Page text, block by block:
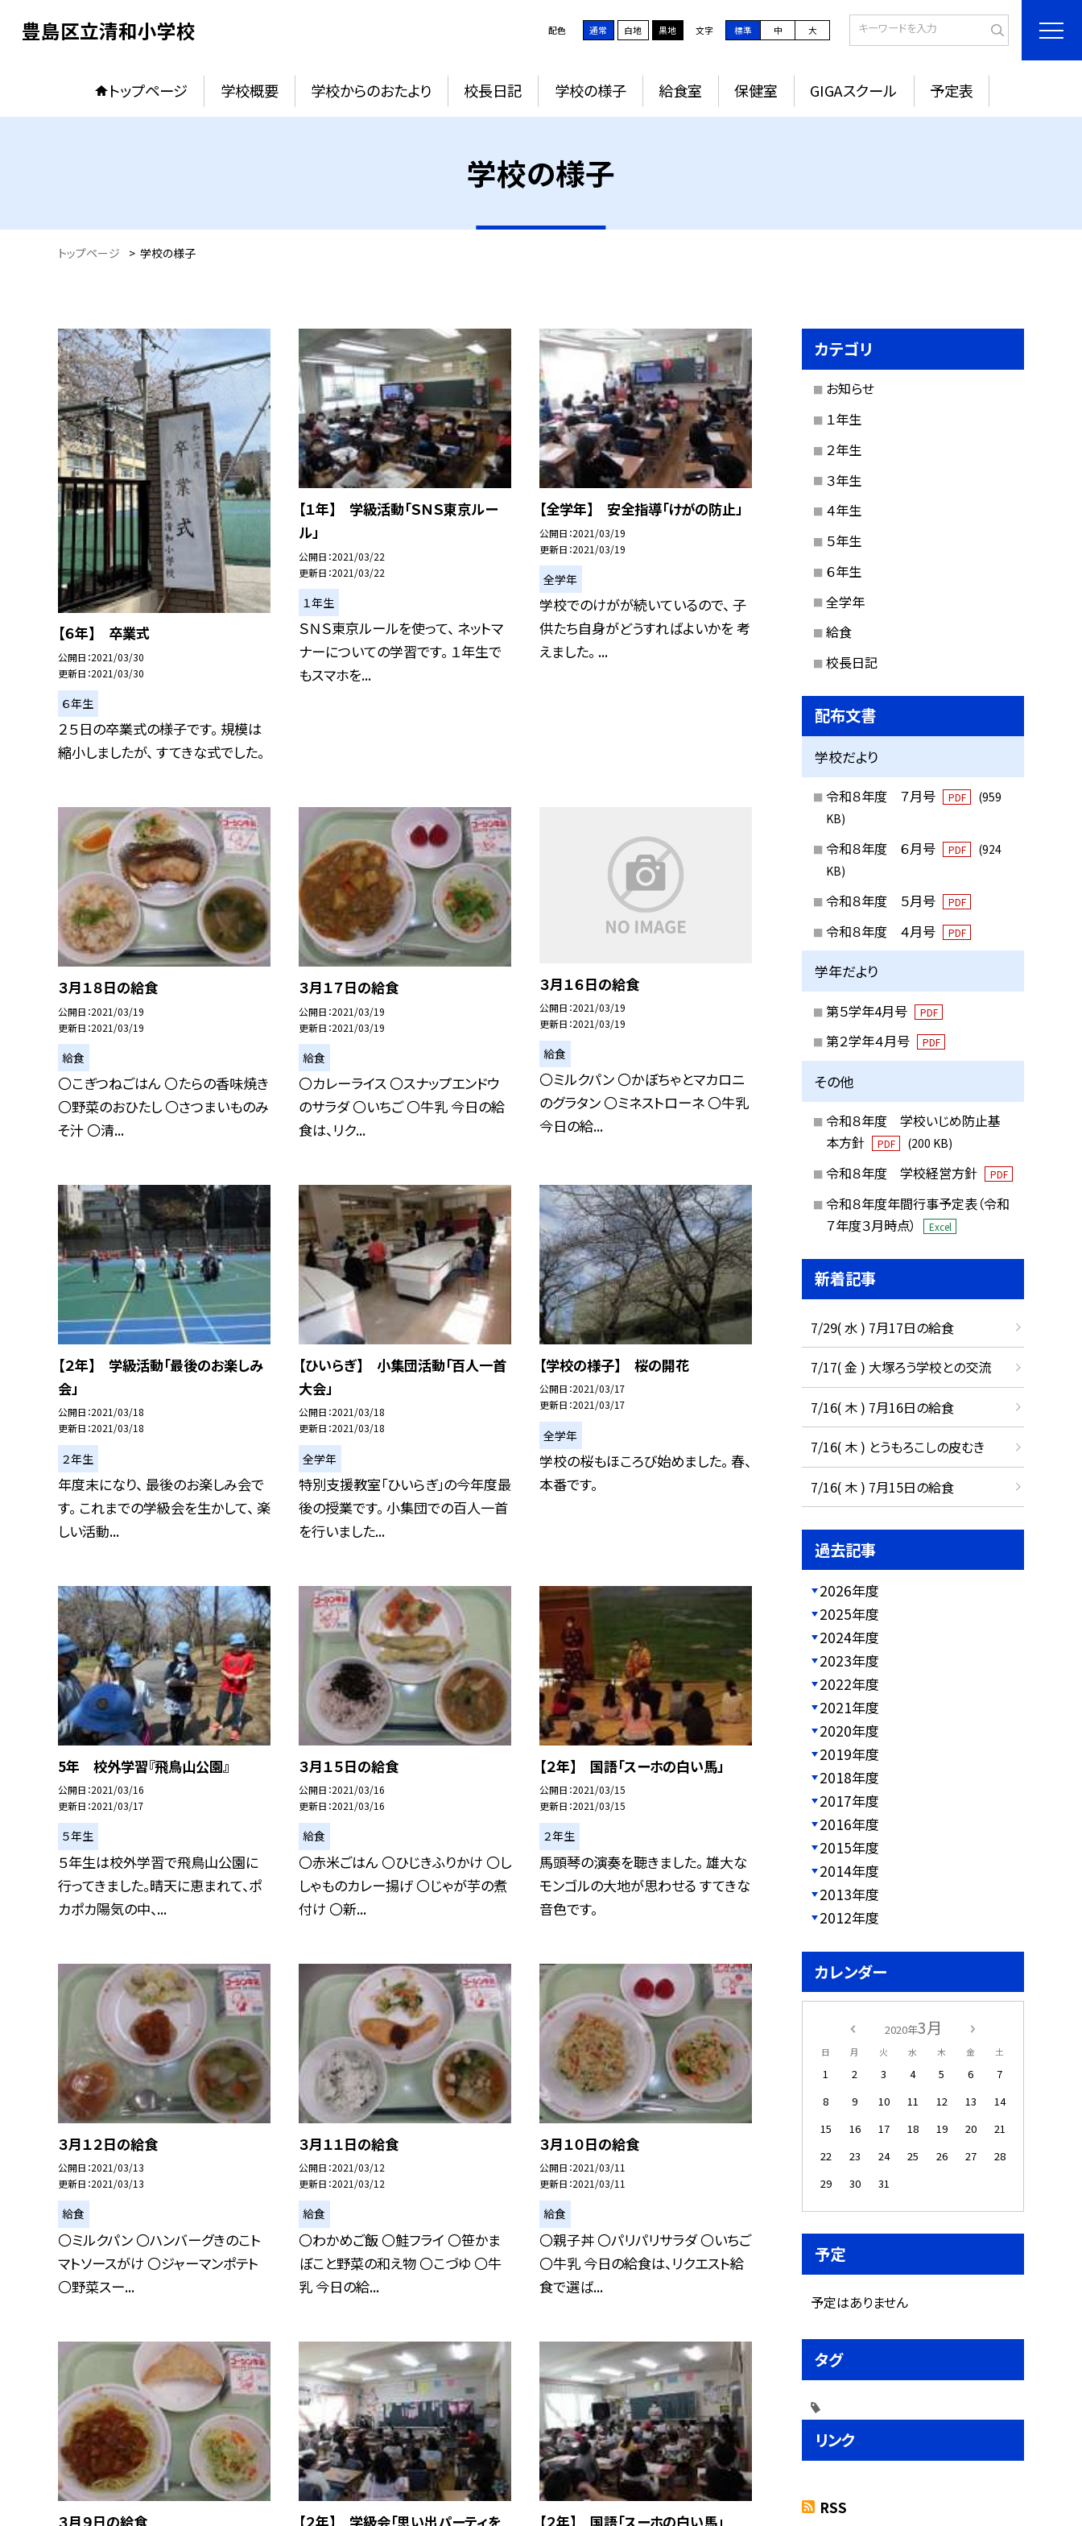
豊島区立清和小学校 配色 通常 白地 黒地 文字 標準 中 大
トップページ 学校概要 学校からのおたより 校長日記 学校の様子 給食室 保健室 GIGAスクール 予定表
学校の様子
トップページ > 学校の様子
【６年】 卒業式
公開日 2021/03/30
更新日 2021/03/30
６年生
２５日の卒業式の様子です。 規模は
縮小しましたが、 すてきな式でした。
【１年】 学級活動「ＳＮＳ東京ルー
ル」
公開日 2021/03/22
更新日 2021/03/22
１年生
ＳＮＳ東京ルールを使って、 ネットマ
ナーについての学習です。 １年生で
もスマホを...
【全学年】 安全指導「けがの防止」
公開日 2021/03/19
更新日 2021/03/19
全学年
学校でのけがが続いているので、 子
供たち自身がどうすればよいかを 考
えました。 ...
３月１８日の給食
公開日 2021/03/19
更新日 2021/03/19
給食
〇こぎつねごはん 〇たらの香味焼き
〇野菜のおひたし 〇さつまいものみ
そ汁 〇清...
３月１７日の給食
公開日 2021/03/19
更新日 2021/03/19
給食
〇カレーライス 〇スナップエンドウ
のサラダ 〇いちご 〇牛乳 今日の給
食は、リク...
３月１６日の給食
公開日 2021/03/19
更新日 2021/03/19
給食
〇ミルクパン 〇かぼちゃとマカロニ
のグラタン 〇ミネストローネ 〇牛乳
今日の給...
【２年】 学級活動「最後のお楽しみ
会」
公開日 2021/03/18
更新日 2021/03/18
２年生
年度末になり、 最後のお楽しみ会で
す。 これまでの学級会を生かして、 楽
しい活動...
【ひいらぎ】 小集団活動「百人一首
大会」
公開日 2021/03/18
更新日 2021/03/18
全学年
特別支援教室「ひいらぎ」の今年度最
後の授業です。 小集団での百人一首
を行いました...
【学校の様子】 桜の開花
公開日 2021/03/17
更新日 2021/03/17
全学年
学校の桜もほころび始めました。 春、
本番です。
5年 校外学習『飛鳥山公園』
公開日 2021/03/16
更新日 2021/03/17
５年生
５年生は校外学習で飛鳥山公園に
行ってきました。晴天に恵まれて、ポ
カポカ陽気の中、...
３月１５日の給食
公開日 2021/03/16
更新日 2021/03/16
給食
〇赤米ごはん 〇ひじきふりかけ 〇し
しゃものカレー揚げ 〇じゃが芋の煮
付け 〇新...
【２年】 国語「スーホの白い馬」
公開日 2021/03/15
更新日 2021/03/15
２年生
馬頭琴の演奏を聴きました。 雄大な
モンゴルの大地が思わせる すてきな
音色です。
３月１２日の給食
公開日 2021/03/13
更新日 2021/03/13
給食
〇ミルクパン 〇ハンバーグきのこト
マトソースがけ 〇ジャーマンポテト
〇野菜スー...
３月１１日の給食
公開日 2021/03/12
更新日 2021/03/12
給食
〇わかめご飯 〇鮭フライ 〇笹かま
ぼこと野菜の和え物 〇こづゆ 〇牛
乳 今日の給...
３月１０日の給食
公開日 2021/03/11
更新日 2021/03/11
給食
〇親子丼 〇パリパリサラダ 〇いちご
〇牛乳 今日の給食は、リクエスト給
食で選ば...
３月９日の給食
【２年】 学級会「思い出パーティを
【２年】 国語「スーホの白い馬」
カテゴリ
お知らせ
１年生
２年生
３年生
４年生
５年生
６年生
全学年
給食
校長日記
配布文書
学校だより
令和８年度 ７月号 PDF
(959
KB)
令和８年度 ６月号 PDF
(924
KB)
令和８年度 ５月号 PDF
令和８年度 ４月号 PDF
学年だより
第５学年4月号 PDF
第２学年４月号 PDF
その他
令和８年度 学校いじめ防止基
本方針
PDF (200 KB)
令和８年度 学校経営方針 PDF
令和８年度年間行事予定表（令和
７年度３月時点）
Excel
新着記事
7/29( 水 ) 7月17日の給食
7/17( 金 ) 大塚ろう学校との交流
7/16( 木 ) 7月16日の給食
7/16( 木 ) とうもろこしの皮むき
7/16( 木 ) 7月15日の給食
過去記事
2026年度
2025年度
2024年度
2023年度
2022年度
2021年度
2020年度
2019年度
2018年度
2017年度
2016年度
2015年度
2014年度
2013年度
2012年度
カレンダー
2020年3月
日 月 火 水 木 金 土
1 2 3 4 5 6
7
8
9 10 11 12 13
14
15
16 17 18 19 20
21
22
23 24 25 26 27
28
29
30 31
予定
予定はありません
タグ
リンク
RSS